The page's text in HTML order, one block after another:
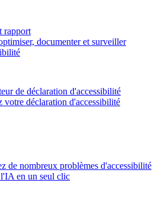
rapport
documenter et surveiller
de déclaration d'accessibilité
votre déclaration d'accessibilité
de nombreux problèmes d'accessibilité
l'IA en un seul clic